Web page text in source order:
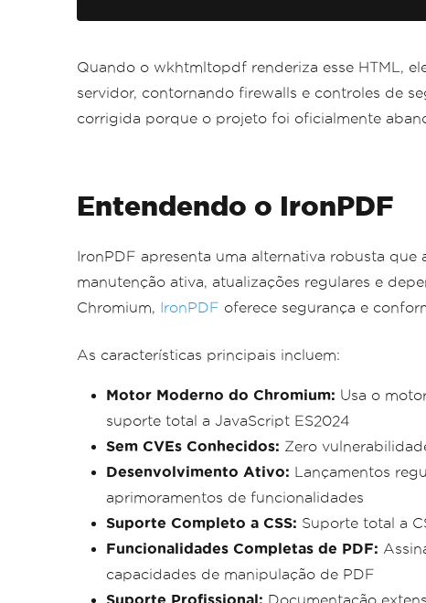
Quando o wkhtmltopdf renderiza esse HTML,
servidor, contornando firewalls e controles de
corrigida porque o projeto foi oficialmente
Entendendo o IronPDF
IronPDF apresenta uma alternativa robusta
manutenção ativa, atualizações regulares e
Chromium, IronPDF oferece segurança e
As características principais incluem:
Motor Moderno do Chromium: Usa o
suporte total a JavaScript ES2024
Sem CVEs Conhecidos: Zero
Desenvolvimento Ativo: Lançamentos
aprimoramentos de funcionalidades
Suporte Completo a CSS: Suporte total a
Funcionalidades Completas de PDF:
capacidades de manipulação de PDF
Suporte Profissional: Documentação